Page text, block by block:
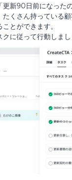
新90日前になった
くさん持っている
とができます。
に従って行動しまし